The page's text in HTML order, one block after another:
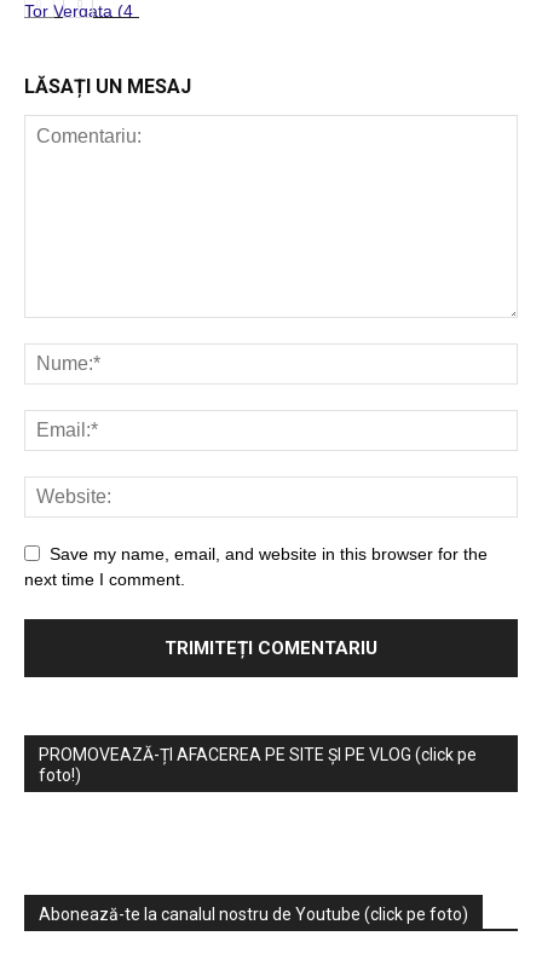
LĂSAȚI UN MESAJ
Save my name, email, and website in this browser for the
next time I comment.
PROMOVEAZĂ-ȚI AFACEREA PE SITE ȘI PE VLOG (click pe
foto!)
Abonează-te la canalul nostru de Youtube (click pe foto)